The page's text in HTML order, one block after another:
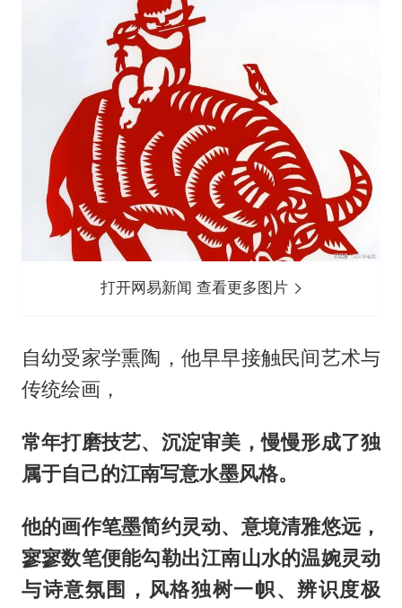
打开网易新闻 查看更多图片
自幼受家学熏陶，他早早接触民间艺术与
传统绘画，
常年打磨技艺、沉淀审美，慢慢形成了独
属于自己的江南写意水墨风格。
他的画作笔墨简约灵动、意境清雅悠远，
寥寥数笔便能勾勒出江南山水的温婉灵动
与诗意氛围，风格独树一帜、辨识度极